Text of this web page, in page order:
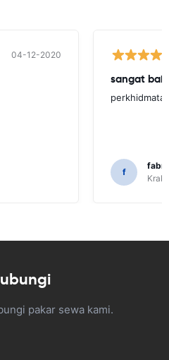
04-12-2020
sangat baik
f
pakar sewa kami.